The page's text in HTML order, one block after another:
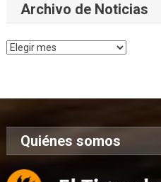
Archivo de Noticias
Archivo
Quiénes somos